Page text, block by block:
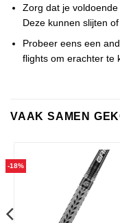
Zorg dat je
Deze kunnen slijten
Probeer eens een
flights om erachter te
VAAK SAMEN
-18%